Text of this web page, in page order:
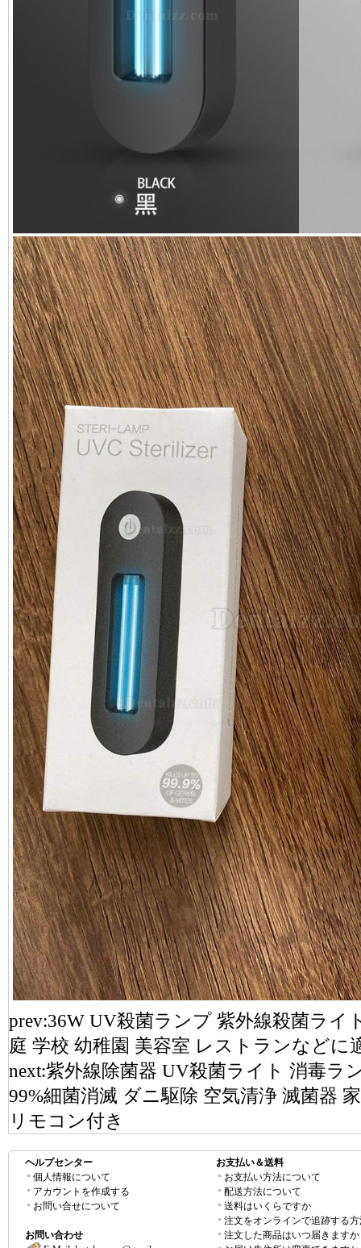
prev:36W UV殺菌ランプ 紫外線殺菌ライ
庭 学校 幼稚園 美容室 レストランなどに
next:紫外線除菌器 UV殺菌ライト 消毒ラ
99%細菌消滅 ダニ駆除 空気清浄 滅菌器
リモコン付き
ヘルプセンター
個人情報について
アカウントを作成する
お問い合せについて
お問い合わせ
お支払い＆送料
お支払い方法について
配送方法について
送料はいくらですか
注文をオンラインで追跡する
注文した商品はいつ届きますか